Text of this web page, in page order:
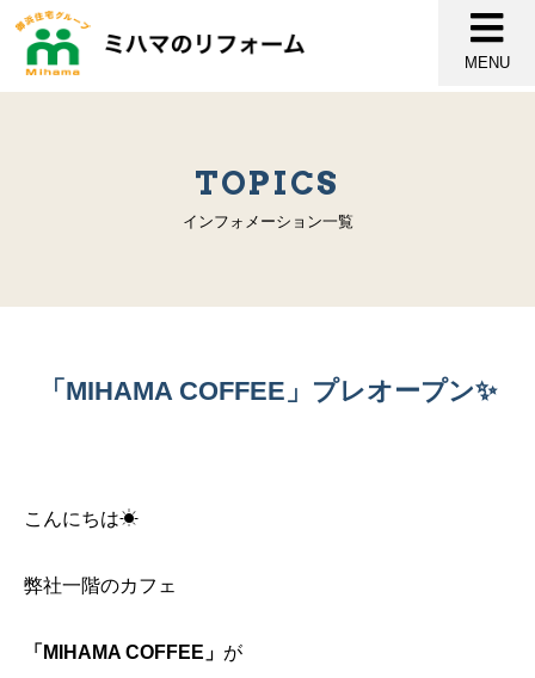
MENU
TOPICS
インフォメーション一覧
「MIHAMA COFFEE」プレオープン✨
こんにちは☀
弊社一階のカフェ
「MIHAMA COFFEE」 が